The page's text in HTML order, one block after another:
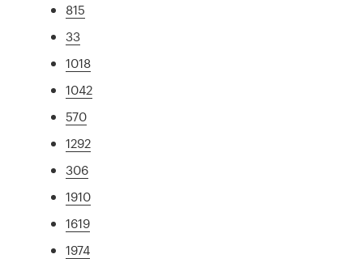
815
33
1018
1042
570
1292
306
1910
1619
1974